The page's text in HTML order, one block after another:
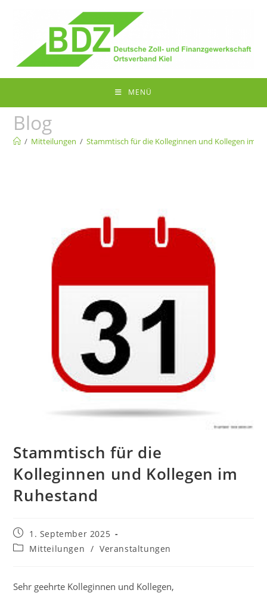
MENÜ
Blog
/ Mitteilungen / Stammtisch für die Kolleginnen und Kollegen im
Stammtisch für die
Kolleginnen und Kollegen im
Ruhestand
Beitrag
veröffentlicht:
1. September 2025
Beitrags-
Mitteilungen / Veranstaltungen
Sehr geehrte Kolleginnen und Kollegen,